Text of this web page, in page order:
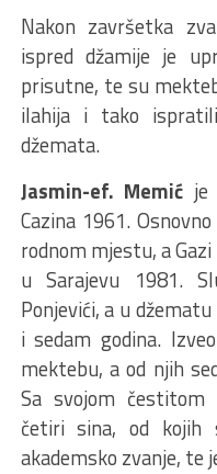
Nakon završetka
ispred džamije je
prisutne, te su
ilahija i tako
džemata.
Jasmin-ef. Memić je
Cazina 1961.
rodnom mjestu, a
u Sarajevu 1981.
Ponjevići, a u
i sedam godina.
mektebu, a od njih
Sa svojom čestitom
četiri sina, od kojih
akademsko zvanje, te